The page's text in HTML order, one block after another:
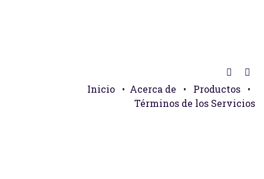
Inicio • Acerca de • Productos
•
Términos de los Servicios